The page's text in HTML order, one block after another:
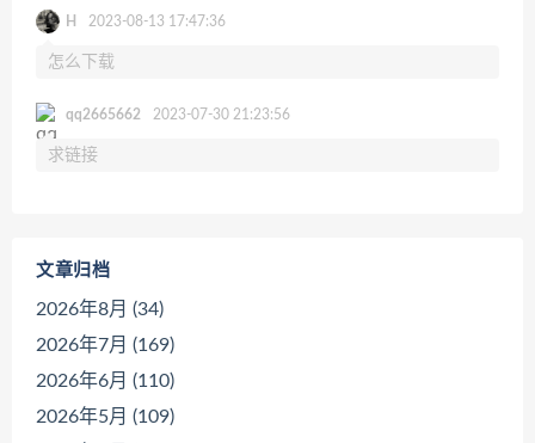
H 2023-08-13 17:47:36
怎么下载
qq2665662 2023-07-30 21:23:56
求链接
文章归档
2026年8月 (34)
2026年7月 (169)
2026年6月 (110)
2026年5月 (109)